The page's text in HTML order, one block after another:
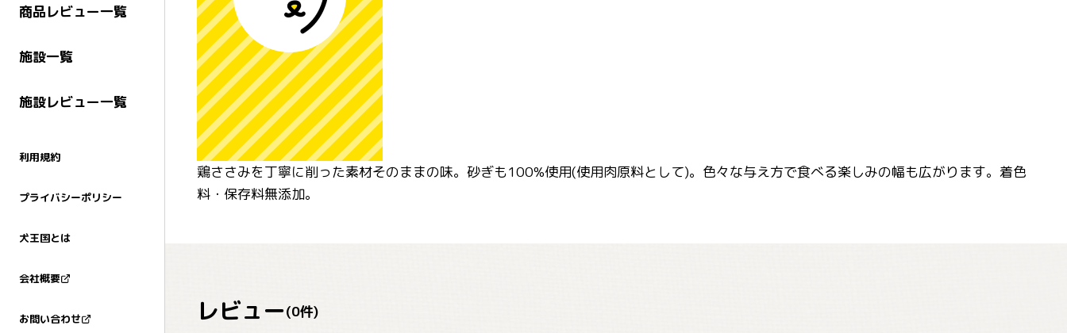
商品レビュー一覧
施設一覧
施設レビュー一覧
利用規約
プライバシーポリシー
犬王国とは
会社概要
お問い合わせ
鶏ささみを丁寧に削った素材そのままの味。砂ぎも100%使用(使用肉原料として)。色々な与え方で食べる楽しみの幅も広がります。着色
料・保存料無添加。
レビュー(0件)